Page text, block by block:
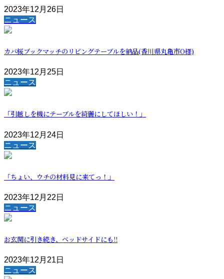
2023年12月26日
ニュース
カバ桜ブックマッチのリビングテーブルを納品(香川県丸亀市O様)
2023年12月25日
ニュース
「引越しを機にテーブルを綺麗にしてほしい！」
2023年12月24日
ニュース
「ちょい、ウチの材料見に来てっ！」
2023年12月22日
ニュース
お玄関に引き続き、ベッドサイドにも!!
2023年12月21日
ニュース